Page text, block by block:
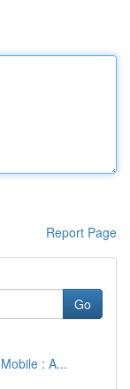
Report Page
Go
: A...